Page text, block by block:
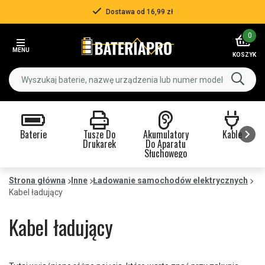
Ponad 500 000 klientów
MENU
0
KOSZYK
Baterie Tusze Do
Drukarek
Akumulatory
Do Aparatu
Słuchowego
Kable
Strona główna Inne Ładowanie samochodów elektrycznych
Kabel ładujący
Kabel ładujący